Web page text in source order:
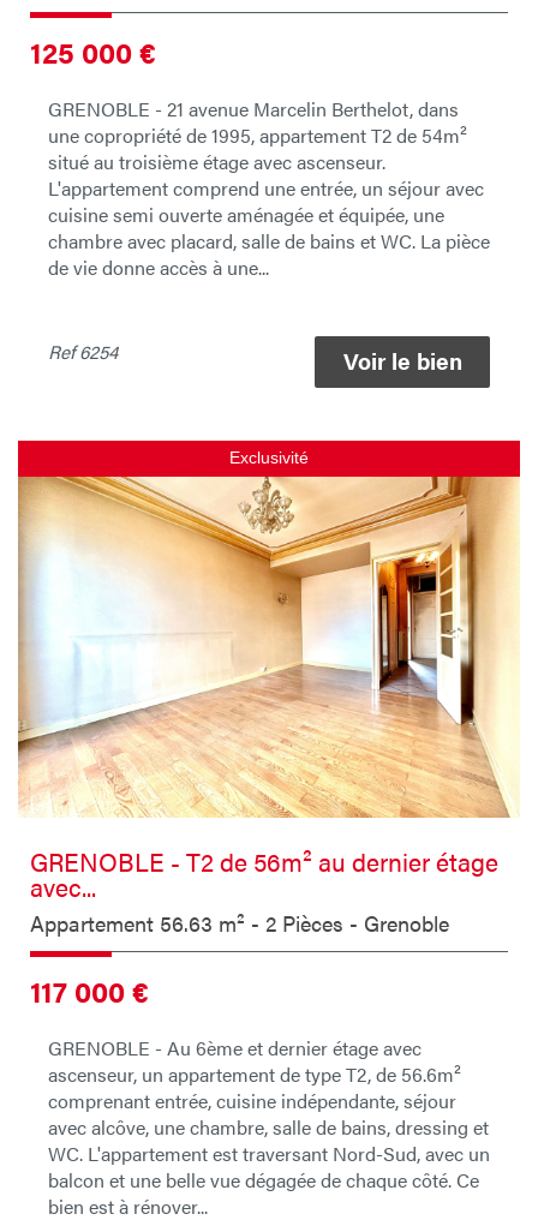
125 000€
GRENOBLE - 21 avenue Marcelin Berthelot, dans
une copropriété de 1995, appartement T2 de 54m²
situé au troisième étage avec ascenseur.
L'appartement comprend une entrée, un séjour avec
cuisine semi ouverte aménagée et équipée, une
chambre avec placard, salle de bains et WC. La pièce
de vie donne accès à une...
Ref6254 Voir le bien
Exclusivité
GRENOBLE - T2 de 56m² au dernier étage
avec...
Appartement 56.63 m² - 2 Pièces - Grenoble
117 000€
GRENOBLE - Au 6ème et dernier étage avec
ascenseur, un appartement de type T2, de 56.6m²
comprenant entrée, cuisine indépendante, séjour
avec alcôve, une chambre, salle de bains, dressing et
WC. L'appartement est traversant Nord-Sud, avec un
balcon et une belle vue dégagée de chaque côté. Ce
bien est à rénover...